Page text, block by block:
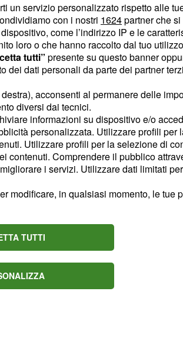
un servizio personalizzato rispetto alle
con i nostri 1624partner che
come l’indirizzo IP e le
loro o che hanno raccolto dal tuo
tutti” presente su questo banner
dei dati personali da parte dei partner
acconsenti al permanere delle
diversi dai tecnici.
informazioni su dispositivo e/o
personalizzata. Utilizzare profili per
Utilizzare profili per la selezione di
contenuti. Comprendere il pubblico
i servizi. Utilizzare dati limitati
modificare, in qualsiasi momento, le tue
TUTTI